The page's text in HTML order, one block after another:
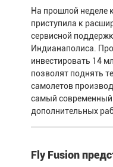
На прошлой неделе
приступила к
сервисной
Индианаполиса.
инвестировать 14
позволят поднять
самолетов
самый современный
дополнительных
Fly Fusion